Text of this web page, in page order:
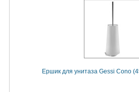
Ершик для унитаза Gessi Cono